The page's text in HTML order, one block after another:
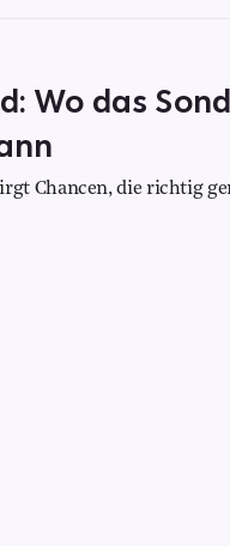
Wo das
Chancen, die richtig